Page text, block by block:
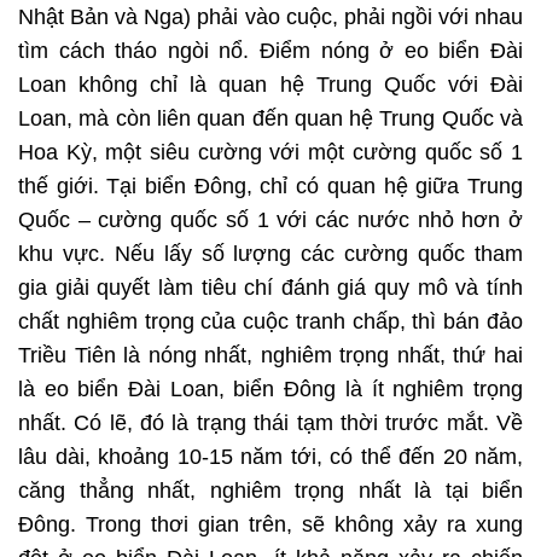
Nhật Bản và Nga) phải vào cuộc, phải ngồi với nhau
tìm cách tháo ngòi nổ. Điểm nóng ở eo biển Đài
Loan không chỉ là quan hệ Trung Quốc với Đài
Loan, mà còn liên quan đến quan hệ Trung Quốc và
Hoa Kỳ, một siêu cường với một cường quốc số 1
thế giới. Tại biển Đông, chỉ có quan hệ giữa Trung
Quốc – cường quốc số 1 với các nước nhỏ hơn ở
khu vực. Nếu lấy số lượng các cường quốc tham
gia giải quyết làm tiêu chí đánh giá quy mô và tính
chất nghiêm trọng của cuộc tranh chấp, thì bán đảo
Triều Tiên là nóng nhất, nghiêm trọng nhất, thứ hai
là eo biển Đài Loan, biển Đông là ít nghiêm trọng
nhất. Có lẽ, đó là trạng thái tạm thời trước mắt. Về
lâu dài, khoảng 10-15 năm tới, có thể đến 20 năm,
căng thẳng nhất, nghiêm trọng nhất là tại biển
Đông. Trong thơi gian trên, sẽ không xảy ra xung